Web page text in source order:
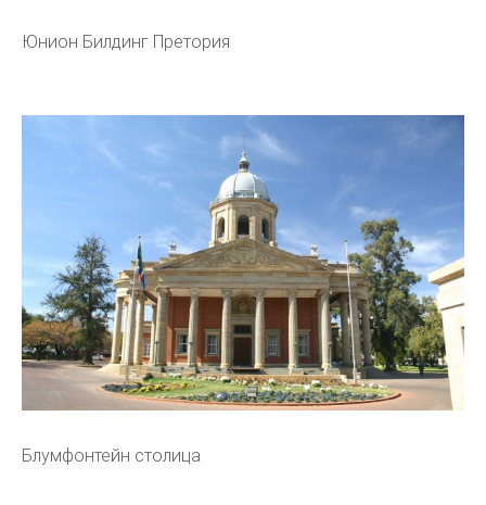
Юнион Билдинг Претория
Блумфонтейн столица